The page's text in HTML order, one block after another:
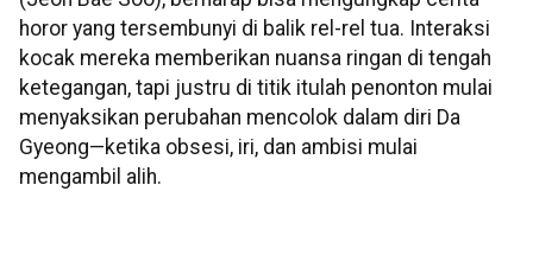
horor yang tersembunyi di balik rel-rel tua. Interaksi
kocak mereka memberikan nuansa ringan di tengah
ketegangan, tapi justru di titik itulah penonton mulai
menyaksikan perubahan mencolok dalam diri Da
Gyeong—ketika obsesi, iri, dan ambisi mulai
mengambil alih.